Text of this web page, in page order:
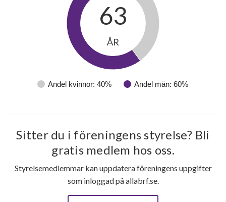
Andel kvinnor: 40% Andel män: 60%
63
ÅR
Sitter du i föreningens styrelse? Bli
gratis medlem hos oss.
Styrelsemedlemmar kan uppdatera föreningens uppgifter
som inloggad på allabrf.se.